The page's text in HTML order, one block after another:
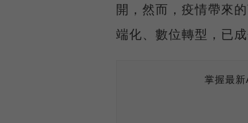
開，然而，疫情帶來
端化、數位轉型，已
掌握最